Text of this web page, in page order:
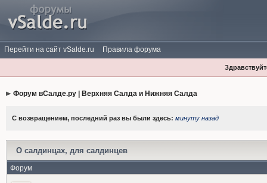
Перейти на сайт vSalde.ru Правила форума
Форум вСалде.ру | Верхняя Салда и Нижняя Салда
С возвращением, последний раз вы были здесь: минуту назад
О салдинцах, для салдинцев
Форум